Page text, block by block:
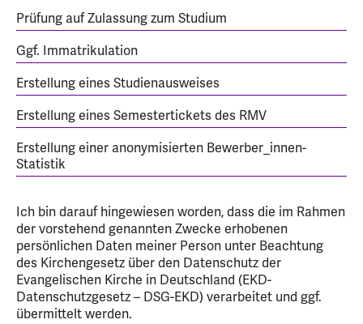
Prüfung auf Zulassung zum Studium
Ggf. Immatrikulation
Erstellung eines Studienausweises
Erstellung eines Semestertickets des RMV
Erstellung einer anonymisierten Bewerber_innen-
Statistik
Ich bin darauf hingewiesen worden, dass die im Rahmen
der vorstehend genannten Zwecke erhobenen
persönlichen Daten meiner Person unter Beachtung
des Kirchengesetz über den Datenschutz der
Evangelischen Kirche in Deutschland (EKD-
Datenschutzgesetz – DSG-EKD) verarbeitet und ggf.
übermittelt werden.